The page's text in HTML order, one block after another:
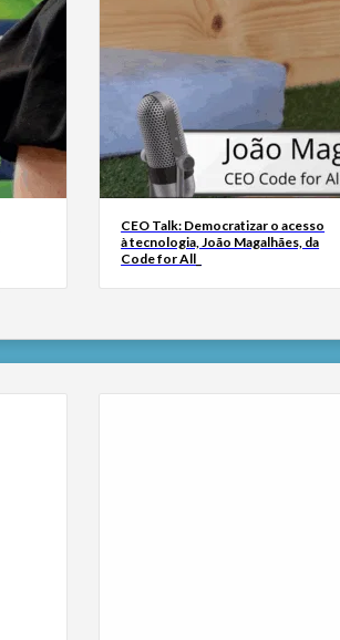
CEO Talk: Democratizar o acesso
à tecnologia, João Magalhães, da
Code for All_